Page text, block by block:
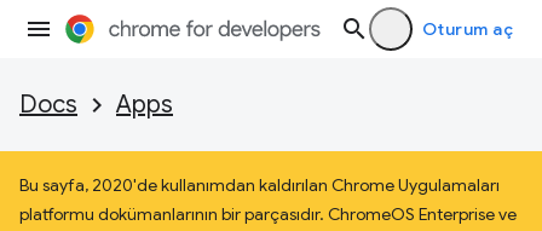
Oturum aç
Docs Apps
Bu sayfa, 2020'de kullanımdan kaldırılan Chrome Uygulamaları
platformu dokümanlarının bir parçasıdır. ChromeOS Enterprise ve